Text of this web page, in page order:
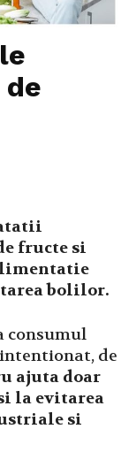
fructe si
bolilor.
consumul
de
ajuta doar
la evitarea
si